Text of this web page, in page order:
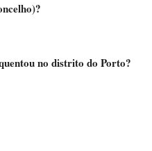
no distrito do Porto?